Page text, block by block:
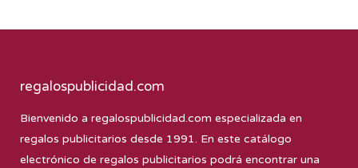
regalospublicidad.com
Bienvenido a regalospublicidad.com especializada en
regalos publicitarios desde 1991. En este catálogo
electrónico de regalos publicitarios podrá encontrar una